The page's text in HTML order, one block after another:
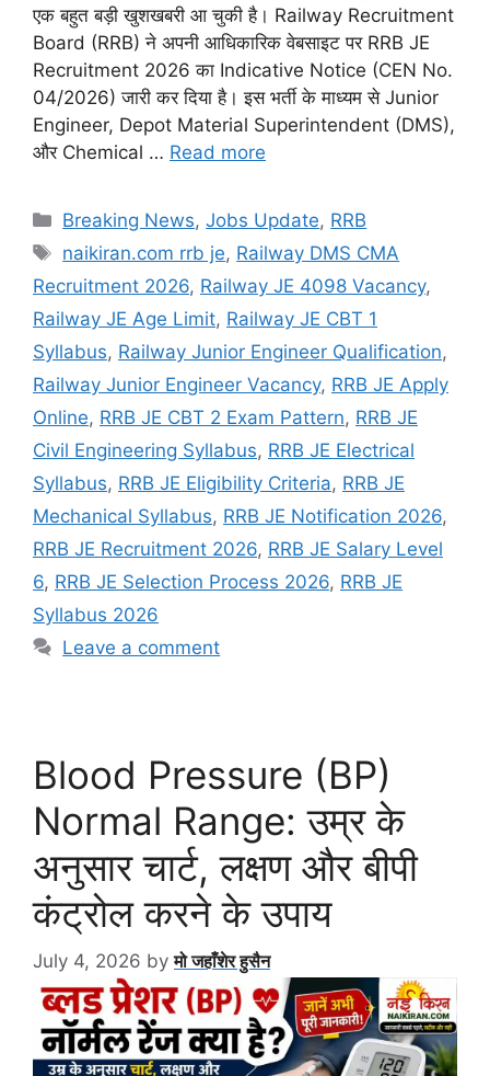
एक बहुत बड़ी खुशखबरी आ चुकी है। Railway Recruitment
Board (RRB) ने अपनी आधिकारिक वेबसाइट पर RRB JE
Recruitment 2026 का Indicative Notice (CEN No.
04/2026) जारी कर दिया है। इस भर्ती के माध्यम से Junior
Engineer, Depot Material Superintendent (DMS),
और Chemical … Read more
Categories
Breaking News,Jobs Update, RRB
Tags
naikiran.com rrb je, Railway DMS CMA
Recruitment 2026, Railway JE 4098 Vacancy,
Railway JE Age Limit, Railway JE CBT 1
Syllabus, Railway Junior Engineer Qualification,
Railway Junior Engineer Vacancy, RRB JE Apply
Online, RRB JE CBT 2 Exam Pattern, RRB JE
Civil Engineering Syllabus, RRB JE Electrical
Syllabus, RRB JE Eligibility Criteria, RRB JE
Mechanical Syllabus, RRB JE Notification 2026,
RRB JE Recruitment 2026, RRB JE Salary Level
6, RRB JE Selection Process 2026, RRB JE
Syllabus 2026
Leave a comment
Blood Pressure (BP)
Normal Range: उम्र के
अनुसार चार्ट, लक्षण और बीपी
कंट्रोल करने के उपाय
July 4, 2026 byमो जहाँशेर हुसैन